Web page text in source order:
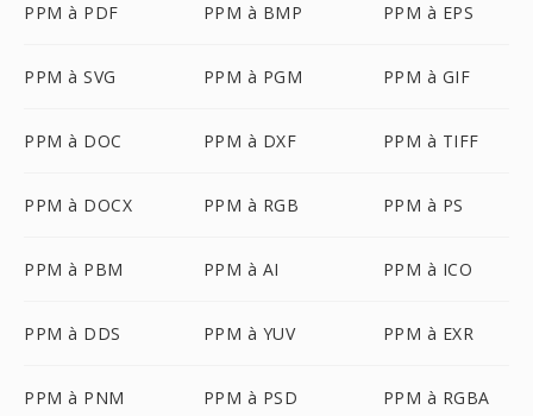
PPM à PDF PPM à BMP PPM à EPS
PPM à SVG PPM à PGM PPM à GIF
PPM à DOC PPM à DXF PPM à TIFF
PPM à DOCX PPM à RGB PPM à PS
PPM à PBM PPM à AI PPM à ICO
PPM à DDS PPM à YUV PPM à EXR
PPM à PNM PPM à PSD PPM à RGBA